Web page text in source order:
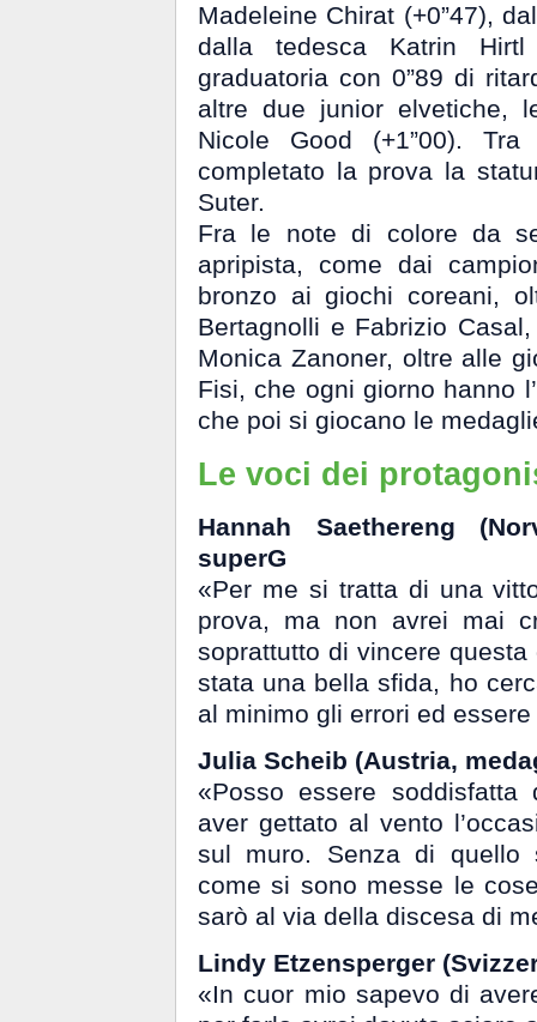
Madeleine Chirat (+0”47),
dalla tedesca Katrin
graduatoria con 0”89 di
altre due junior elvetiche,
Nicole Good (+1”00). Tra
completato la prova la
Suter.
Fra le note di colore da
apripista, come dai
bronzo ai giochi coreani,
Bertagnolli e Fabrizio
Monica Zanoner, oltre alle
Fisi, che ogni giorno hanno
che poi si giocano le
Le voci dei
Hannah Saethereng
superG
«Per me si tratta di una
prova, ma non avrei mai
soprattutto di vincere
stata una bella sfida, ho
al minimo gli errori ed
Julia Scheib (Austria,
«Posso essere soddisfatta
aver gettato al vento
sul muro. Senza di quello
come si sono messe le
sarò al via della discesa di
Lindy Etzensperger
«In cuor mio sapevo di